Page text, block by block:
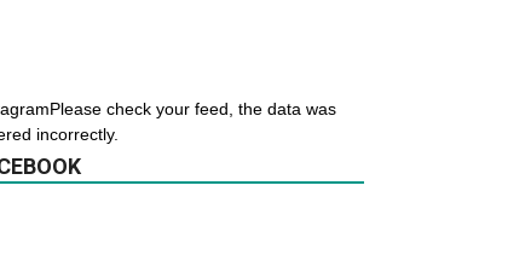
check your feed, the data was
incorrectly.